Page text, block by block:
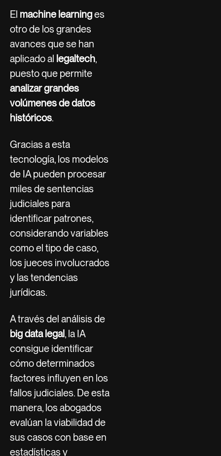
El machine learninges
otro de los grandes
avances que se han
aplicado al legaltech,
puesto que permite
analizar grandes
volúmenes de datos
históricos.
Gracias a esta
tecnología, los modelos
de IA pueden procesar
miles de sentencias
judiciales para
identificar patrones,
considerando variables
como el tipo de caso,
los jueces involucrados
y las tendencias
jurídicas.
A través del análisis de
big data legal, la IA
consigue identificar
cómo determinados
factores influyen en los
fallos judiciales. De esta
manera, los abogados
evalúan la viabilidad de
sus casos con base en
estadísticas y